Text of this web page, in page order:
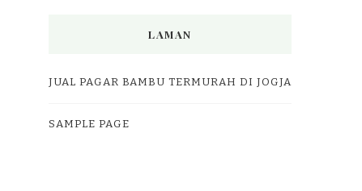
LAMAN
JUAL PAGAR BAMBU TERMURAH DI JOGJA
SAMPLE PAGE